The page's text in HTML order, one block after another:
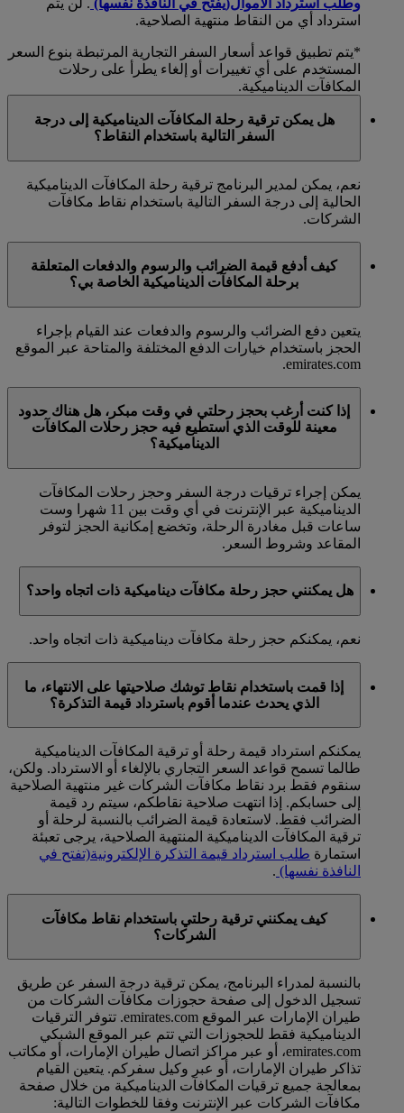
وطلب استرداد الأموال(يفتح في النافذة نفسها) . لن يتم
استرداد أي من النقاط منتهية الصلاحية.
*يتم تطبيق قواعد أسعار السفر التجارية المرتبطة بنوع السعر
المستخدم على أي تغييرات أو إلغاء يطرأ على رحلات
المكافآت الديناميكية.
هل يمكن ترقية رحلة المكافآت الديناميكية إلى درجة
السفر التالية باستخدام النقاط؟
نعم، يمكن لمدير البرنامج ترقية رحلة المكافآت الديناميكية
الحالية إلى درجة السفر التالية باستخدام نقاط مكافآت
الشركات.
كيف أدفع قيمة الضرائب والرسوم والدفعات المتعلقة
برحلة المكافآت الديناميكية الخاصة بي؟
يتعين دفع الضرائب والرسوم والدفعات عند القيام بإجراء
الحجز باستخدام خيارات الدفع المختلفة والمتاحة عبر الموقع
emirates.com.
إذا كنت أرغب بحجز رحلتي في وقت مبكر، هل هناك حدود
معينة للوقت الذي استطيع فيه حجز رحلات المكافآت
الديناميكية؟
يمكن إجراء ترقيات درجة السفر وحجز رحلات المكافآت
الديناميكية عبر الإنترنت في أي وقت بين 11 شهرا وست
ساعات قبل مغادرة الرحلة، وتخضع إمكانية الحجز لتوفر
المقاعد وشروط السعر.
هل يمكنني حجز رحلة مكافآت ديناميكية ذات اتجاه واحد؟
نعم، يمكنكم حجز رحلة مكافآت ديناميكية ذات اتجاه واحد.
إذا قمت باستخدام نقاط توشك صلاحيتها على الانتهاء، ما
الذي يحدث عندما أقوم باسترداد قيمة التذكرة؟
يمكنكم استرداد قيمة رحلة أو ترقية المكافآت الديناميكية
طالما تسمح قواعد السعر التجاري بالإلغاء أو الاسترداد. ولكن،
سنقوم فقط برد نقاط مكافآت الشركات غير منتهية الصلاحية
إلى حسابكم. إذا انتهت صلاحية نقاطكم، سيتم رد قيمة
الضرائب فقط. لاستعادة قيمة الضرائب بالنسبة لرحلة أو
ترقية المكافآت الديناميكية المنتهية الصلاحية، يرجى تعبئة
استمارة طلب استرداد قيمة التذكرة الإلكترونية(تفتح في
النافذة نفسها) .
كيف يمكنني ترقية رحلتي باستخدام نقاط مكافآت
الشركات؟
بالنسبة لمدراء البرنامج، يمكن ترقية درجة السفر عن طريق
تسجيل الدخول إلى صفحة حجوزات مكافآت الشركات من
طيران الإمارات عبر الموقع emirates.com. تتوفر الترقيات
الديناميكية فقط للحجوزات التي تتم عبر الموقع الشبكي
emirates.com، أو عبر مراكز اتصال طيران الإمارات، أو مكاتب
تذاكر طيران الإمارات، أو عبر وكيل سفركم. يتعين القيام
بمعالجة جميع ترقيات المكافآت الديناميكية من خلال صفحة
مكافآت الشركات عبر الإنترنت وفقا للخطوات التالية: